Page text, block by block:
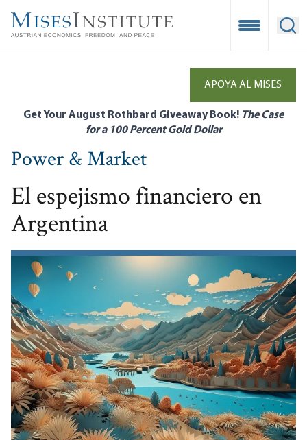
main
Open
APOYA AL MISES
Get Your August Rothbard Giveaway Book! The Case
for a 100 Percent Gold Dollar
Power & Market
El espejismo financiero en
Argentina